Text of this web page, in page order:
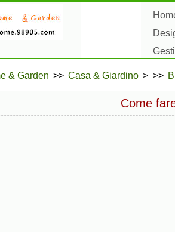
& Garden >> Casa & Giardino > >>
Come